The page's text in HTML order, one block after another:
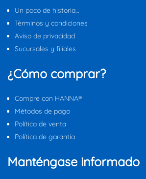
Un poco de historia…
Términos y condiciones
Aviso de privacidad
Sucursales y filiales
¿Cómo comprar?
Compre con HANNA®
Métodos de pago
Política de venta
Política de garantía
Manténgase informado